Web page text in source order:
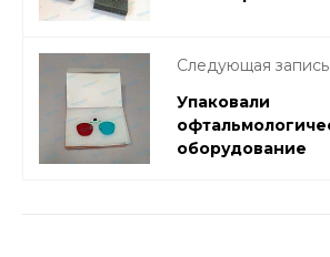
Следующая запись
Упаковали
оборудование